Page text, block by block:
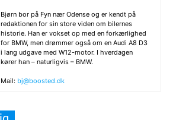
Bjørn bor på Fyn nær Odense og er kendt på
redaktionen for sin store viden om bilernes
historie. Han er vokset op med en forkærlighed
for BMW, men drømmer også om en Audi A8 D3
i lang udgave med W12-motor. I hverdagen
kører han – naturligvis – BMW.
Mail: bj@boosted.dk